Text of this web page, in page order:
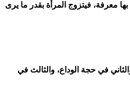
معرفة، فيتزوج المرأة بقدر ما يرى
في حجة الوداع، والثالث في